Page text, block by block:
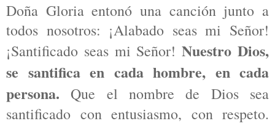
Doña Gloria entonó una canción junto a
todos nosotros: ¡Alabado seas mi Señor!
¡Santificado seas mi Señor!Nuestro Dios,
se santifica en cada hombre, en cada
persona.Que el nombre de Dios sea
santificado con entusiasmo, con respeto.